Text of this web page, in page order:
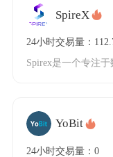
SpireX
24小时交易量：
YoBit
24小时交易量：0